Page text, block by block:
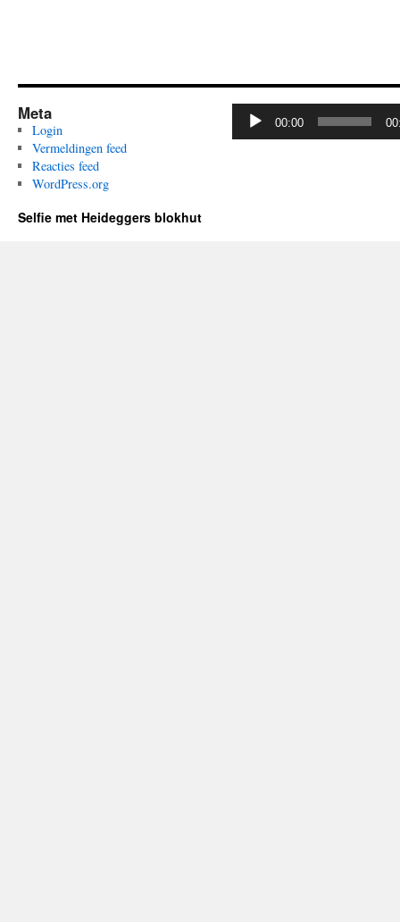
Meta
Login
Vermeldingen feed
Reacties feed
WordPress.org
Audiospeler
00:00
Selfie met Heideggers blokhut